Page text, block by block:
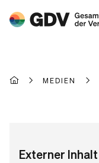
MEDIEN
Externer Inhalt